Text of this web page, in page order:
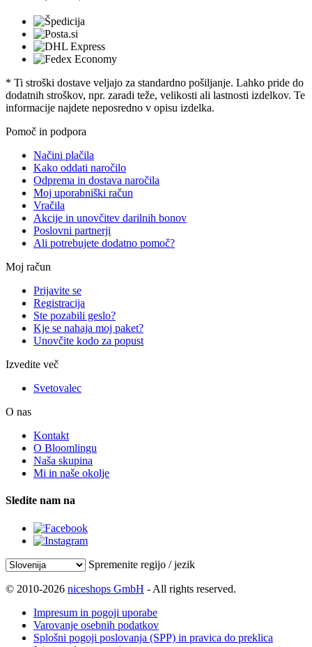
* Ti stroški dostave veljajo za standardno pošiljanje. Lahko pride do
dodatnih stroškov, npr. zaradi teže, velikosti ali lastnosti izdelkov. Te
informacije najdete neposredno v opisu izdelka.
Pomoč in podpora
Načini plačila
Kako oddati naročilo
Odprema in dostava naročila
Moj uporabniški račun
Vračila
Akcije in unovčitev darilnih bonov
Poslovni partnerji
Ali potrebujete dodatno pomoč?
Moj račun
Prijavite se
Registracija
Ste pozabili geslo?
Kje se nahaja moj paket?
Unovčite kodo za popust
Izvedite več
Svetovalec
O nas
Kontakt
O Bloomlingu
Naša skupina
Mi in naše okolje
Sledite nam na
Spremenite regijo / jezik
© 2010-2026 niceshops GmbH - All rights reserved.
Impresum in pogoji uporabe
Varovanje osebnih podatkov
Splošni pogoji poslovanja (SPP) in pravica do preklica